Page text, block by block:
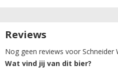
Reviews
Nog geen reviews voor Schneider
Wat vind jij van dit bier?